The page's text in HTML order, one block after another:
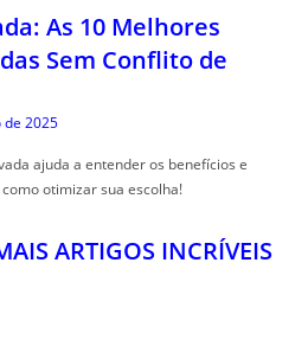
As 10 Melhores
Sem Conflito de
de 2025
ajuda a entender os benefícios e
otimizar sua escolha!
ARTIGOS INCRÍVEIS